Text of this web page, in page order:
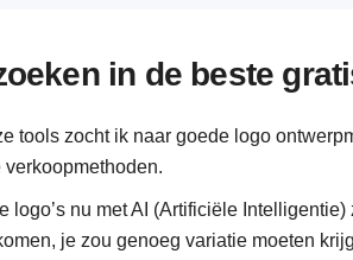
in de beste
tools zocht ik naar goede logo
logo’s nu met AI (Artificiële
je zou genoeg variatie moeten